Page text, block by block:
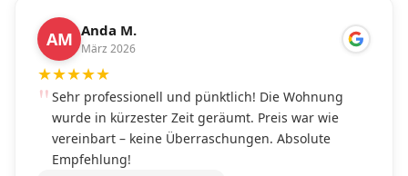
AM Anda M.
März 2026
★★★★★
Sehr professionell und pünktlich! Die Wohnung
wurde in kürzester Zeit geräumt. Preis war wie
vereinbart – keine Überraschungen. Absolute
Empfehlung!